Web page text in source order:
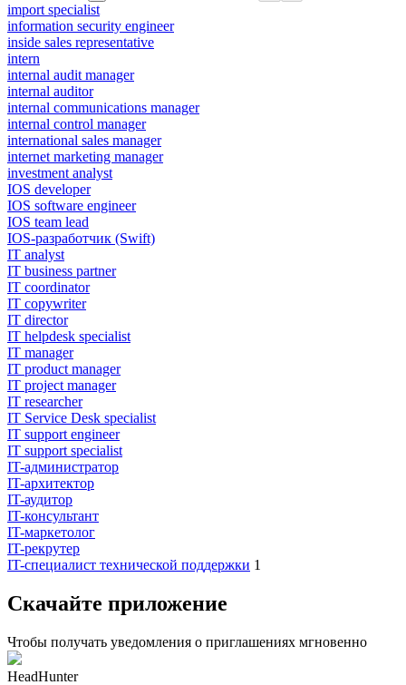
import specialist
information security engineer
inside sales representative
intern
internal audit manager
internal auditor
internal communications manager
internal control manager
international sales manager
internet marketing manager
investment analyst
IOS developer
IOS software engineer
IOS team lead
IOS-разработчик (Swift)
IT analyst
IT business partner
IT coordinator
IT copywriter
IT director
IT helpdesk specialist
IT manager
IT product manager
IT project manager
IT researcher
IT Service Desk specialist
IT support engineer
IT support specialist
IT-администратор
IT-архитектор
IT-аудитор
IT-консультант
IT-маркетолог
IT-рекрутер
IT-специалист технической поддержки 1
Скачайте приложение
Чтобы получать уведомления о приглашениях мгновенно
HeadHunter